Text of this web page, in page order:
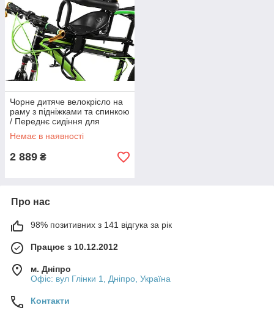
Чорне дитяче велокрісло на
раму з підніжками та спинкою
/ Переднє сидіння для
безпечних поїздок на
велосипеді до 35 кг
Немає в наявності
2 889 ₴
Про нас
98% позитивних з 141 відгука за рік
Працює з 10.12.2012
м. Дніпро
Офіс: вул Глінки 1, Дніпро, Україна
Контакти